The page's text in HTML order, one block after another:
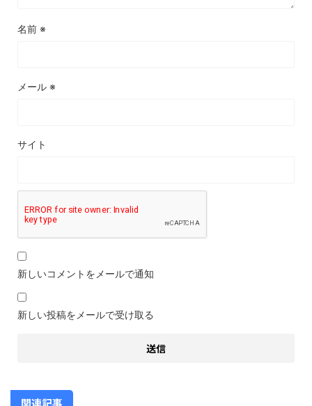
名前 ※
メール ※
サイト
新しいコメントをメールで通知
新しい投稿をメールで受け取る
関連記事